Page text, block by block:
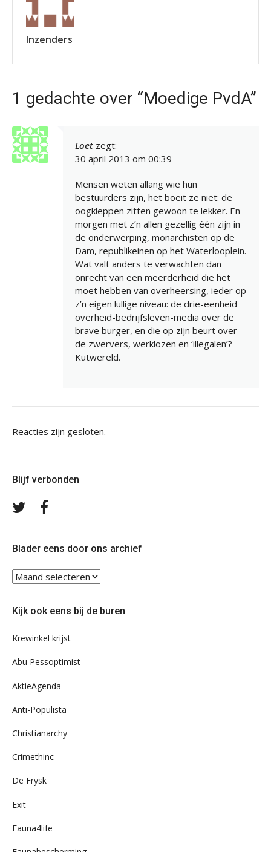
Inzenders
1 gedachte over “Moedige PvdA”
Loet zegt:
30 april 2013 om 00:39
Mensen weten allang wie hun
bestuurders zijn, het boeit ze niet: de
oogkleppen zitten gewoon te lekker. En
morgen met z’n allen gezellig één zijn in
de onderwerping, monarchisten op de
Dam, republikeinen op het Waterlooplein.
Wat valt anders te verwachten dan
onrecht van een meerderheid die het
moet hebben van overheersing, ieder op
z’n eigen lullige niveau: de drie-eenheid
overheid-bedrijfsleven-media over de
brave burger, en die op zijn beurt over
de zwervers, werklozen en ‘illegalen’?
Kutwereld.
Reacties zijn gesloten.
Blijf verbonden
Volg
Blader eens door ons archief
Blader
ons
Kijk ook eens bij de buren
Krewinkel krijst
Abu Pessoptimist
AktieAgenda
Anti-Populista
Christianarchy
Crimethinc
De Frysk
Exit
Fauna4life